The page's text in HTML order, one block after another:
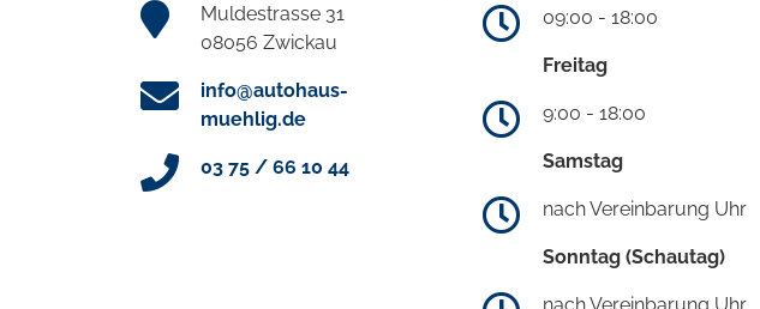
Muldestrasse 31
08056 Zwickau
info@autohaus-
muehlig.de
03 75 / 66 10 44
09:00 - 18:00
Freitag
9:00 - 18:00
Samstag
nach Vereinbarung Uhr
Sonntag (Schautag)
nach Vereinbarung Uhr